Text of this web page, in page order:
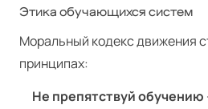
Этика обучающихся систем
Моральный кодекс движения
принципах:
Не препятствуй обучению